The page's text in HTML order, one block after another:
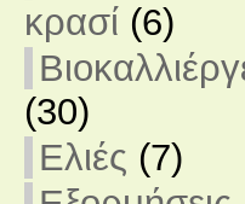
κρασί (6)
(30)
Ελιές (7)